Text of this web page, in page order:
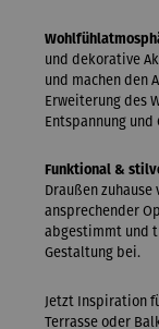
und dekorative
und machen den
Erweiterung des
Entspannung
Funktional &
Draußen
ansprechender
abgestimmt und
Gestaltung bei.
Jetzt Inspiration
Terrasse oder